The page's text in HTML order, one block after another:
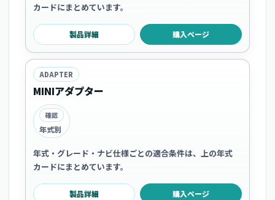
カードにまとめています。
製品詳細 購入ページ
ADAPTER
MINIアダプター
確認
年式別
年式・グレード・ナビ仕様ごとの適合条件は、上の年式
カードにまとめています。
製品詳細 購入ページ